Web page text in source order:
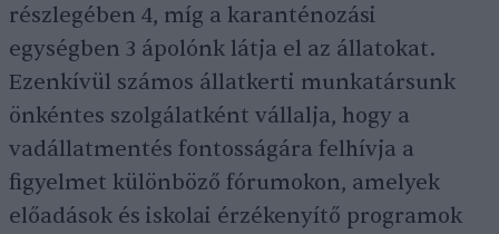
részlegében 4, míg a karanténozási
egységben 3 ápolónk látja el az állatokat.
Ezenkívül számos állatkerti munkatársunk
önkéntes szolgálatként vállalja, hogy a
vadállatmentés fontosságára felhívja a
figyelmet különböző fórumokon, amelyek
előadások és iskolai érzékenyítő programok